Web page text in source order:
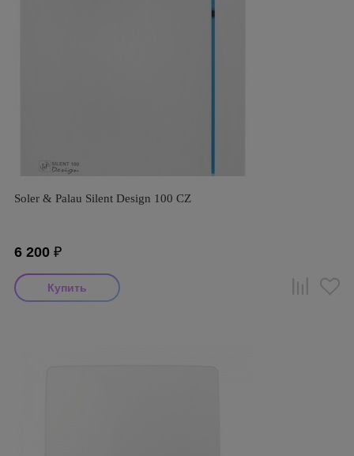
Soler & Palau Silent Design 100 CZ
6 200 ₽